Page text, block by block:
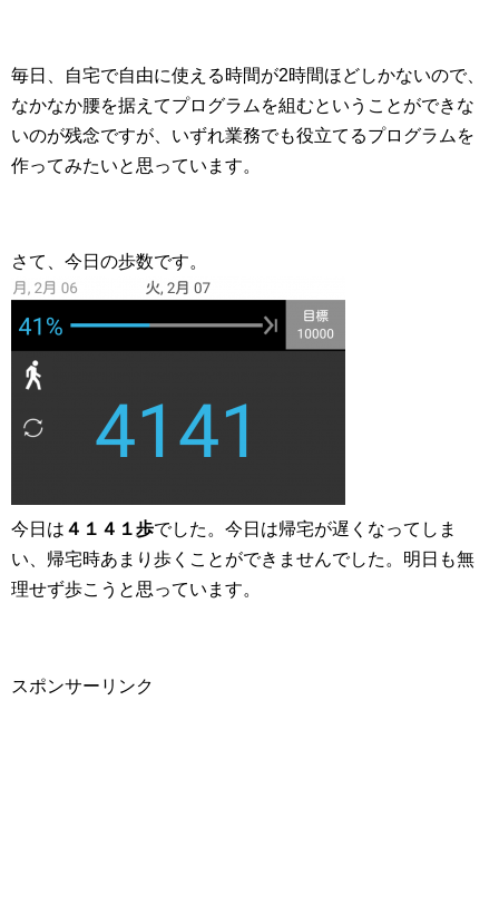
毎日、自宅で自由に使える時間が2時間ほどしかないので、
なかなか腰を据えてプログラムを組むということができな
いのが残念ですが、いずれ業務でも役立てるプログラムを
作ってみたいと思っています。
さて、今日の歩数です。
今日は ４１４１歩でした。今日は帰宅が遅くなってしま
い、帰宅時あまり歩くことができませんでした。明日も無
理せず歩こうと思っています。
スポンサーリンク